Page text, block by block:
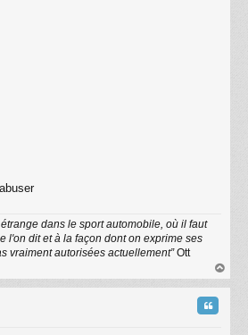
dans le sport automobile, où il faut
l'on dit et à la façon dont on exprime ses
vraiment autorisées actuellement”Ott
au
Citation